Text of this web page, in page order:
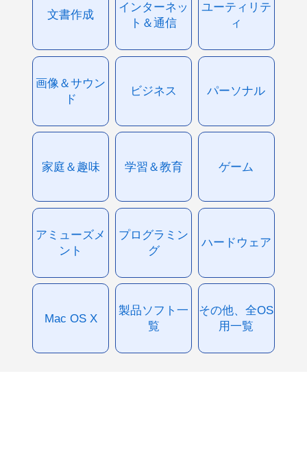
文書作成
インターネッ
ト＆通信
ユーティリテ
ィ
画像＆サウン
ド
ビジネス パーソナル
家庭＆趣味 学習＆教育 ゲーム
アミューズメ
ント
プログラミン
グ
ハードウェア
Mac OS X
製品ソフト一
覧
その他、全OS
用一覧